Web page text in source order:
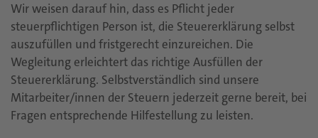
Wir weisen darauf hin, dass es Pflicht jeder
steuerpflichtigen Person ist, die Steuererklärung selbst
auszufüllen und fristgerecht einzureichen. Die
Wegleitung erleichtert das richtige Ausfüllen der
Steuererklärung. Selbstverständlich sind unsere
Mitarbeiter/innen der Steuern jederzeit gerne bereit, bei
Fragen entsprechende Hilfestellung zu leisten.